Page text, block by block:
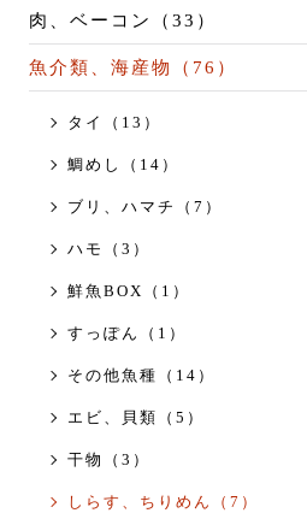
肉、ベーコン（33）
魚介類、海産物（76）
タイ（13）
鯛めし（14）
ブリ、ハマチ（7）
ハモ（3）
鮮魚BOX（1）
すっぽん（1）
その他魚種（14）
エビ、貝類（5）
干物（3）
しらす、ちりめん（7）